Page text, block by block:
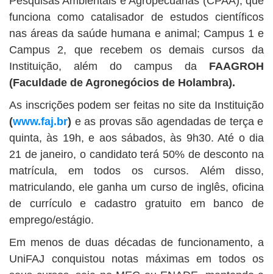
funciona como catalisador de estudos científicos
nas áreas da saúde humana e animal; Campus 1 e
Campus 2, que recebem os demais cursos da
Instituição, além do campus da FAAGROH
(Faculdade de Agronegócios de Holambra).
As inscrições podem ser feitas no site da Instituição
(www.faj.br) e as provas são agendadas de terça e
quinta, às 19h, e aos sábados, às 9h30. Até o dia
21 de janeiro, o candidato terá 50% de desconto na
matrícula, em todos os cursos. Além disso,
matriculando, ele ganha um curso de inglês, oficina
de currículo e cadastro gratuito em banco de
emprego/estágio.
Em menos de duas décadas de funcionamento, a
UniFAJ conquistou notas máximas em todos os